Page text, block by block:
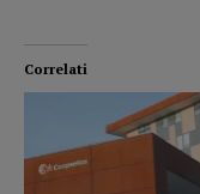
Correlati